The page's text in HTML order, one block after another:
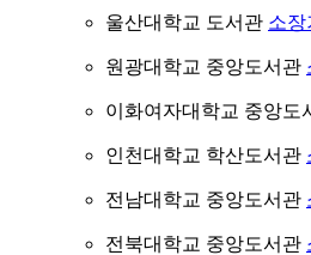
울산대학교 도서관 소장
원광대학교 중앙도서관
이화여자대학교 중앙도
인천대학교 학산도서관
전남대학교 중앙도서관
전북대학교 중앙도서관